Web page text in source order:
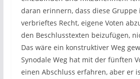
daran erinnern, dass diese
verbrieftes Recht, eigene Voten
den Beschlusstexten beizufügen,
Das wäre ein konstruktiver Weg
Synodale Weg hat mit der fünften
einen Abschluss erfahren, aber er